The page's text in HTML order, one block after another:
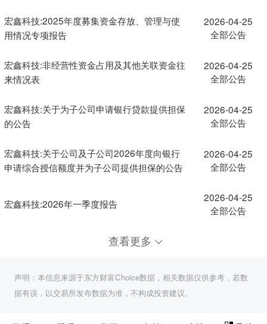
宏鑫科技:2025年度募集资金存放、管理与使
用情况专项报告
2026-04-25
全部公告
宏鑫科技:非经营性资金占用及其他关联资金往
来情况表
2026-04-25
全部公告
宏鑫科技:关于为子公司申请银行贷款提供担保
的公告
2026-04-25
全部公告
宏鑫科技:关于公司及子公司2026年度向银行
申请综合授信额度并为子公司提供担保的公告
2026-04-25
全部公告
宏鑫科技:2026年一季度报告
2026-04-25
全部公告
查看更多
声明：本信息来源于东方财富Choice数据，相关数据仅供参考，若数
据有误，以交易所发布数据为准，不构成投资建议。